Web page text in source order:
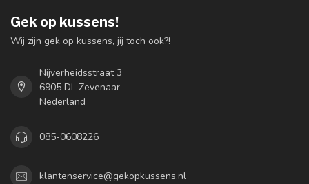
Gek op kussens!
Wij zijn gek op kussens, jij toch ook?!
Nijverheidsstraat 3
6905 DL Zevenaar
Nederland
085-0608226
klantenservice@gekopkussens.nl